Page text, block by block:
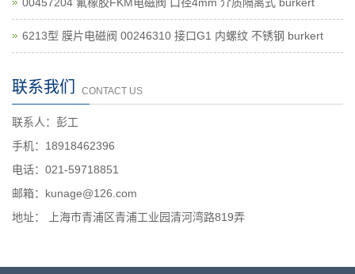
6213型 膜片电磁阀 00246310 接口G1 内螺纹 不锈钢 burkert
联系我们 CONTACT US
联系人：彭工
手机：18918462396
电话：021-59718851
邮箱：kunage@126.com
地址： 上海市青浦区青浦工业园清河湾路819弄